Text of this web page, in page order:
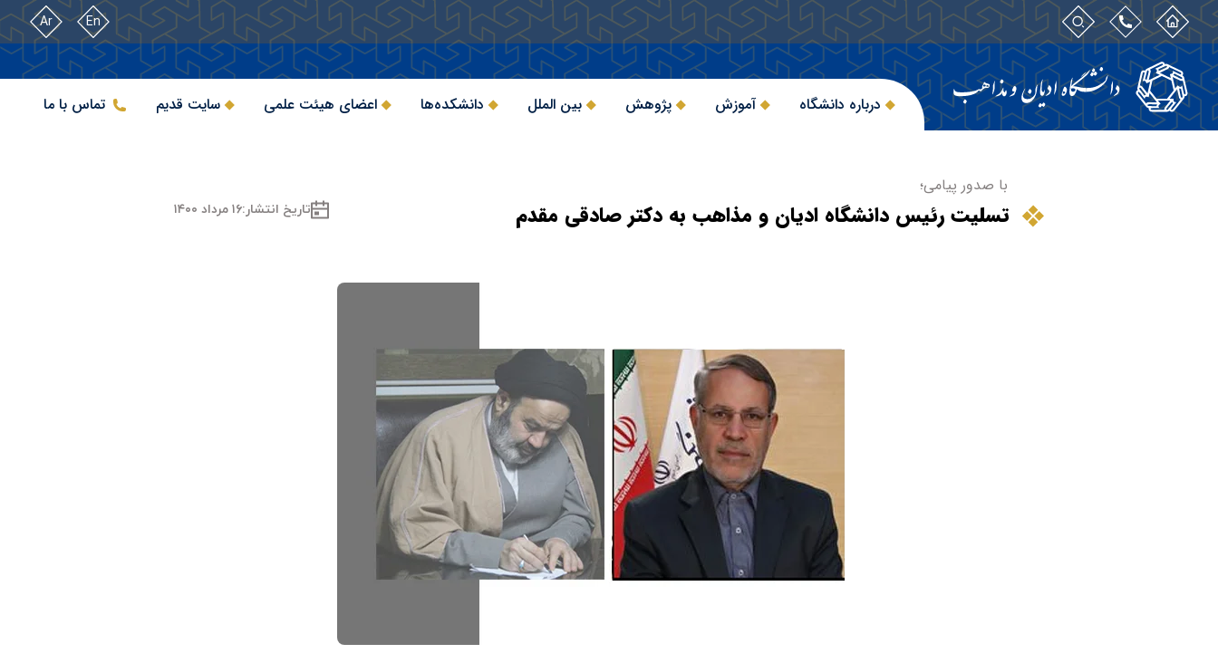
En
Ar
درباره دانشگاه آموزش پژوهش بین الملل دانشکده‌ها اعضای هیئت علمی سایت قدیم تماس با ما
با صدور پیامی؛
تسلیت رئیس دانشگاه ادیان و مذاهب به دکتر صادقی مقدم تاریخ انتشار:۱۶ مرداد ۱۴۰۰